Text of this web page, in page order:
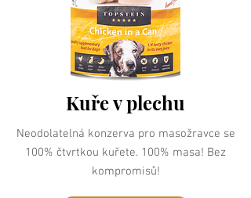
Kuře v plechu
Neodolatelná konzerva pro masožravce se
100% čtvrtkou kuřete. 100% masa! Bez
kompromisů!